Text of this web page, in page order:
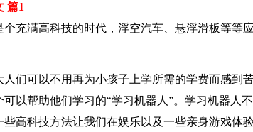
篇1
个充满高科技的时代，浮空汽车、悬浮滑板等等
人们可以不用再为小孩子上学所需的学费而感到
可以帮助他们学习的“学习机器人”。学习机器人
些高科技方法让我们在娱乐以及一些亲身游戏体